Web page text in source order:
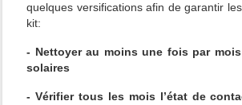
quelques versifications afin de garantir
kit:
- Nettoyer au moins une fois par
solaires
- Vérifier tous les mois l’état de